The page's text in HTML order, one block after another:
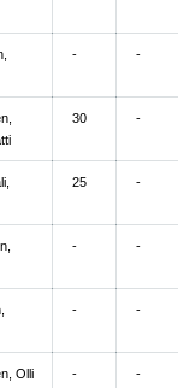
- -
30 -
25 -
- -
- -
Olli - -